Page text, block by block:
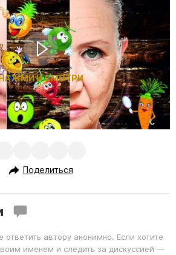
И СМОТРИ
Поделиться
автору анонимно. Если хотите
именем и следить за дискуссией —